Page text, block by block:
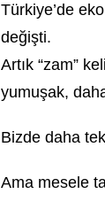
Türkiye’de
değişti.
Artık “zam”
yumuşak,
Bizde daha
Ama mesele